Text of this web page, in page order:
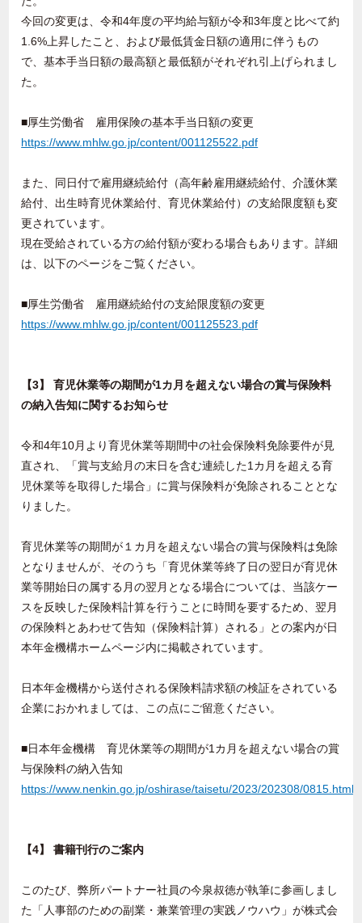
今回の変更は、令和4年度の平均給与額が令和3年度と比べて約
1.6%上昇したこと、および最低賃金日額の適用に伴うもの
で、基本手当日額の最高額と最低額がそれぞれ引上げられまし
た。
■厚生労働省 雇用保険の基本手当日額の変更
https://www.mhlw.go.jp/content/001125522.pdf
また、同日付で雇用継続給付（高年齢雇用継続給付、介護休業
給付、出生時育児休業給付、育児休業給付）の支給限度額も変
更されています。
現在受給されている方の給付額が変わる場合もあります。詳細
は、以下のページをご覧ください。
■厚生労働省 雇用継続給付の支給限度額の変更
https://www.mhlw.go.jp/content/001125523.pdf
【3】 育児休業等の期間が1カ月を超えない場合の賞与保険料
の納入告知に関するお知らせ
令和4年10月より育児休業等期間中の社会保険料免除要件が見
直され、「賞与支給月の末日を含む連続した1カ月を超える育
児休業等を取得した場合」に賞与保険料が免除されることとな
りました。
育児休業等の期間が１カ月を超えない場合の賞与保険料は免除
となりませんが、そのうち「育児休業等終了日の翌日が育児休
業等開始日の属する月の翌月となる場合については、当該ケー
スを反映した保険料計算を行うことに時間を要するため、翌月
の保険料とあわせて告知（保険料計算）される」との案内が日
本年金機構ホームページ内に掲載されています。
日本年金機構から送付される保険料請求額の検証をされている
企業におかれましては、この点にご留意ください。
■日本年金機構 育児休業等の期間が1カ月を超えない場合の賞
与保険料の納入告知
https://www.nenkin.go.jp/oshirase/taisetu/2023/202308/0815.html
【4】 書籍刊行のご案内
このたび、弊所パートナー社員の今泉叔徳が執筆に参画しまし
た「人事部のための副業・兼業管理の実践ノウハウ」が株式会